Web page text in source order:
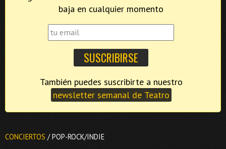
baja en cualquier momento
newsletter semanal de Teatro
CONCIERTOS / POP-ROCK/INDIE